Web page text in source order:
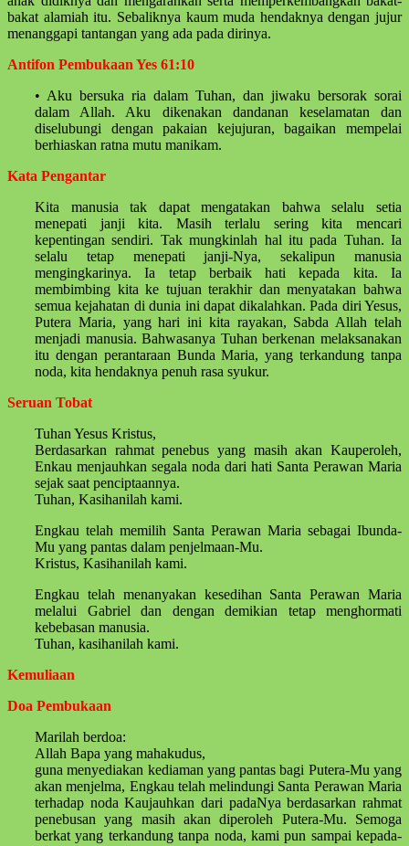
bakat alamiah itu. Sebaliknya kaum muda hendaknya dengan jujur
menanggapi tantangan yang ada pada dirinya.
Antifon Pembukaan Yes 61:10
• Aku bersuka ria dalam Tuhan, dan jiwaku bersorak sorai
dalam Allah. Aku dikenakan dandanan keselamatan dan
diselubungi dengan pakaian kejujuran, bagaikan mempelai
berhiaskan ratna mutu manikam.
Kata Pengantar
Kita manusia tak dapat mengatakan bahwa selalu setia
menepati janji kita. Masih terlalu sering kita mencari
kepentingan sendiri. Tak mungkinlah hal itu pada Tuhan. Ia
selalu tetap menepati janji-Nya, sekalipun manusia
mengingkarinya. Ia tetap berbaik hati kepada kita. Ia
membimbing kita ke tujuan terakhir dan menyatakan bahwa
semua kejahatan di dunia ini dapat dikalahkan. Pada diri Yesus,
Putera Maria, yang hari ini kita rayakan, Sabda Allah telah
menjadi manusia. Bahwasanya Tuhan berkenan melaksanakan
itu dengan perantaraan Bunda Maria, yang terkandung tanpa
noda, kita hendaknya penuh rasa syukur.
Seruan Tobat
Tuhan Yesus Kristus,
Berdasarkan rahmat penebus yang masih akan Kauperoleh,
Enkau menjauhkan segala noda dari hati Santa Perawan Maria
sejak saat penciptaannya.
Tuhan, Kasihanilah kami.
Engkau telah memilih Santa Perawan Maria sebagai Ibunda-
Mu yang pantas dalam penjelmaan-Mu.
Kristus, Kasihanilah kami.
Engkau telah menanyakan kesedihan Santa Perawan Maria
melalui Gabriel dan dengan demikian tetap menghormati
kebebasan manusia.
Tuhan, kasihanilah kami.
Kemuliaan
Doa Pembukaan
Marilah berdoa:
Allah Bapa yang mahakudus,
guna menyediakan kediaman yang pantas bagi Putera-Mu yang
akan menjelma, Engkau telah melindungi Santa Perawan Maria
terhadap noda Kaujauhkan dari padaNya berdasarkan rahmat
penebusan yang masih akan diperoleh Putera-Mu. Semoga
berkat yang terkandung tanpa noda, kami pun sampai kepada-